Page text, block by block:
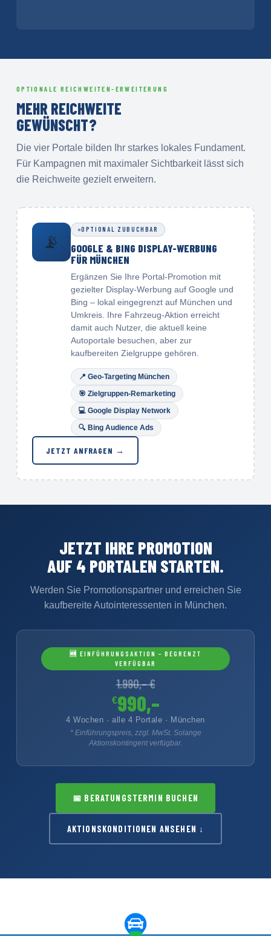
OPTIONALE REICHWEITEN-ERWEITERUNG
MEHR REICHWEITE
GEWÜNSCHT?
Die vier Portale bilden Ihr starkes lokales Fundament.
Für Kampagnen mit maximaler Sichtbarkeit lässt sich
die Reichweite gezielt erweitern.
📡
OPTIONAL ZUBUCHBAR
GOOGLE & BING DISPLAY-WERBUNG
FÜR MÜNCHEN
Ergänzen Sie Ihre Portal-Promotion mit
gezielter Display-Werbung auf Google und
Bing – lokal eingegrenzt auf München und
Umkreis. Ihre Fahrzeug-Aktion erreicht
damit auch Nutzer, die aktuell keine
Autoportale besuchen, aber zur
kaufbereiten Zielgruppe gehören.
📍 Geo-Targeting München
🎯 Zielgruppen-Remarketing
💻 Google Display Network
🔍Bing Audience Ads
JETZT ANFRAGEN →
JETZT IHRE PROMOTION
AUF 4 PORTALEN STARTEN.
Werden Sie Promotionspartner und erreichen Sie
kaufbereite Autointeressenten in München.
🆕 EINFÜHRUNGSAKTION – BEGRENZT
VERFÜGBAR
1.990,– €
€990,–
4 Wochen · alle 4 Portale · München
* Einführungspreis, zzgl. MwSt. Solange
Aktionskontingent verfügbar.
📅 BERATUNGSTERMIN BUCHEN
AKTIONSKONDITIONEN ANSEHEN ↓